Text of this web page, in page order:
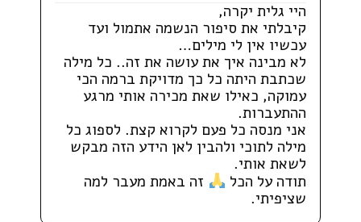
היי גלית יקרה,
קיבלתי את סיפור הנשמה אתמול ועד
עכשיו אין לי מילים…
לא מבינה איך את עושה את זה.. כל מילה
שכתבת היתה כל כך מדויקת ברמה הכי
עמוקה, כאילו שאת מכירה אותי מרגע
ההתעברות.
אני מנסה כל פעם לקרוא קצת. לספוג כל
מילה לתוכי ולהבין לאן הידע הזה מבקש
לשאת אותי.
תודה על הכל
זה באמת מעבר למה
שציפיתי.